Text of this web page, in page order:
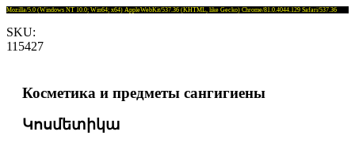
Mozilla/5.0 (Windows NT 10.0; Win64; x64) AppleWebKit/537.36 (KHTML, like Gecko) Chrome/81.0.4044.129 Safari/537.36
SKU:
115427
Косметика и предметы сангигиены
Կոսմետիկա